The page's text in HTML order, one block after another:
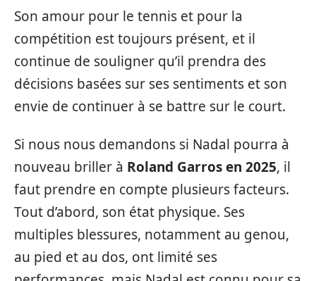
Son amour pour le tennis et pour la
compétition est toujours présent, et il
continue de souligner qu’il prendra des
décisions basées sur ses sentiments et son
envie de continuer à se battre sur le court.
Si nous nous demandons si Nadal pourra à
nouveau briller à Roland Garros en 2025, il
faut prendre en compte plusieurs facteurs.
Tout d’abord, son état physique. Ses
multiples blessures, notamment au genou,
au pied et au dos, ont limité ses